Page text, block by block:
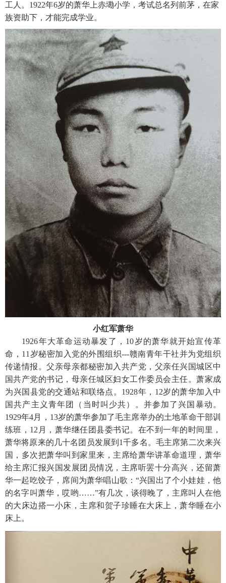
工人。1922年6岁的萧华上赤墈小学，考试总名列前茅，在家
族资助下，才能完成学业。
小红军萧华
1926年大革命运动暴发了，10岁的萧华就开始宣传革
命，11岁秘密加入党的外围组织---赣南青年干社并为党组织
传递情报。父亲母亲都秘密加入共产党，父亲任兴国城区中
国共产党的书记，母亲任城区妇女工作委员会主任。萧家成
为兴国县党的交通站和联络点。1928年，12岁的萧华加入中
国共产主义青年团（当时叫少共）。并参加了兴国暴动。
1929年4月，13岁的萧华参加了毛主席举办的土地革命干部训
练班，12月，萧华继任团县委书记。在不到一年的时间里，
萧华将原来的几十名团员发展到1千多名。毛主席第二次来兴
国，多次把萧华叫到家里来，主席给萧华讲革命道理，萧华
给主席汇报兴国发展团员情况，主席听罢十分高兴，还留萧
华一起吃饺子，席间为萧华唱山歌：“兴国出了个小娃娃，他
的名字叫萧华，哎哟……”有几次，谈得晚了，主席叫人在他
的大床边搭一小床，主席和贺子珍睡在大床上，萧华睡在小
床上。